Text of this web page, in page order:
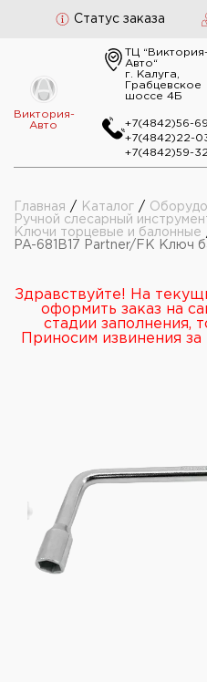
Статус заказа
Виктория-
Авто
ТЦ “Виктория-
Авто“
г. Калуга,
Грабцевское
шоссе 4Б
+7(4842)56-
+7(4842)22-
+7(4842)59-
Главная / Каталог /
Ручной слесарный
Ключи торцевые и балонные
PA-681B17 Partner/FK Ключ
Здравствуйте! На
оформить заказ на
стадии заполнения,
Приносим извинения